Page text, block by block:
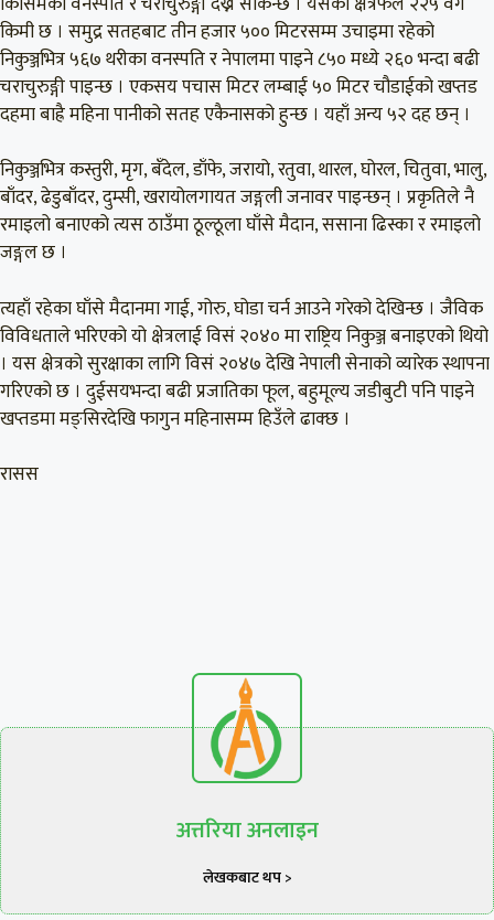
किमी छ । समुद्र सतहबाट तीन हजार ५०० मिटरसम्म उचाइमा रहेको
निकुञ्जभित्र ५६७ थरीका वनस्पति र नेपालमा पाइने ८५० मध्ये २६० भन्दा बढी
चराचुरुङ्गी पाइन्छ । एकसय पचास मिटर लम्बाई ५० मिटर चौडाईको खप्तड
दहमा बाह्रै महिना पानीको सतह एकैनासको हुन्छ । यहाँ अन्य ५२ दह छन् ।
निकुञ्जभित्र कस्तुरी, मृग, बँदेल, डाँफे, जरायो, रतुवा, थारल, घोरल, चितुवा, भालु,
बाँदर, ढेडुबाँदर, दुम्सी, खरायोलगायत जङ्गली जनावर पाइन्छन् । प्रकृतिले नै
रमाइलो बनाएको त्यस ठाउँमा ठूल्ठूला घाँसे मैदान, ससाना ढिस्का र रमाइलो
जङ्गल छ ।
त्यहाँ रहेका घाँसे मैदानमा गाई, गोरु, घोडा चर्न आउने गरेको देखिन्छ । जैविक
विविधताले भरिएको यो क्षेत्रलाई विसं २०४० मा राष्ट्रिय निकुञ्ज बनाइएको थियो
। यस क्षेत्रको सुरक्षाका लागि विसं २०४७ देखि नेपाली सेनाको व्यारेक स्थापना
गरिएको छ । दुईसयभन्दा बढी प्रजातिका फूल, बहुमूल्य जडीबुटी पनि पाइने
खप्तडमा मङ्सिरदेखि फागुन महिनासम्म हिउँले ढाक्छ ।
रासस
अत्तरिया अनलाइन
लेखकबाट थप >